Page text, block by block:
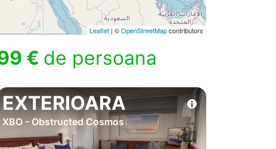
Leaflet | ©OpenStreetMapcontributors
€ de persoana
EXTERIOARA
XBO - Obstructed Cosmos